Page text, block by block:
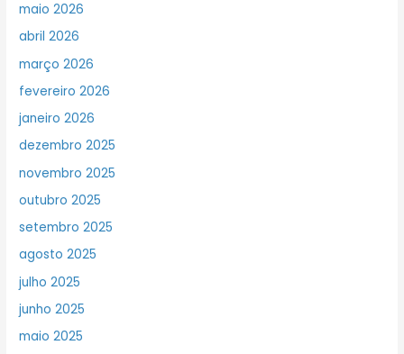
maio 2026
abril 2026
março 2026
fevereiro 2026
janeiro 2026
dezembro 2025
novembro 2025
outubro 2025
setembro 2025
agosto 2025
julho 2025
junho 2025
maio 2025